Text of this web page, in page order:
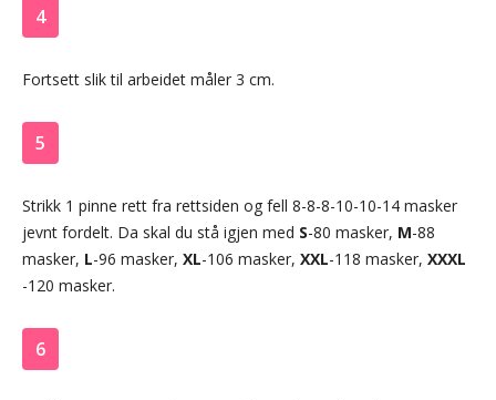
4
Fortsett slik til arbeidet måler 3 cm.
5
Strikk 1 pinne rett fra rettsiden og fell 8-8-8-10-10-14 masker
jevnt fordelt. Da skal du stå igjen med S-80 masker, M-88
masker, L-96 masker, XL-106 masker, XXL-118 masker, XXXL
-120 masker.
6